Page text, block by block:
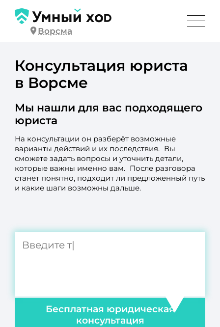
Ворсма
Консультация юриста
в Ворсме
Мы нашли для вас подходящего
юриста
На консультации он разберёт возможные
варианты действий и их последствия. Вы
сможете задать вопросы и уточнить детали,
которые важны именно вам. После разговора
станет понятно, подходит ли предложенный путь
и какие шаги возможны дальше.
Бесплатная юридическая
консультация